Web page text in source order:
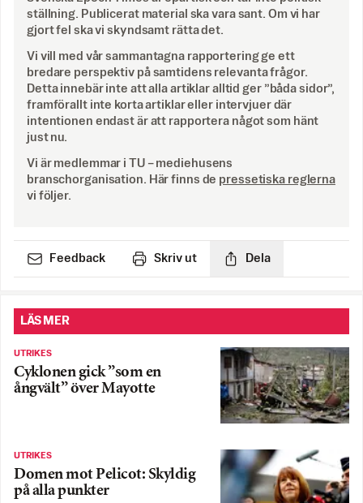
ställning. Publicerat material ska vara sant. Om vi har
gjort fel ska vi skyndsamt rätta det.
Vi vill med vår sammantagna rapportering ge ett
bredare perspektiv på samtidens relevanta frågor.
Detta innebär inte att alla artiklar alltid ger ”båda sidor”,
framförallt inte korta artiklar eller intervjuer där
intentionen endast är att rapportera något som hänt
just nu.
Vi är medlemmar i TU – mediehusens
branschorganisation. Här finns de pressetiska reglerna
vi följer.
Feedback Skriv ut Dela
LÄS MER
UTRIKES
Cyklonen gick ”som en
ångvält” över Mayotte
UTRIKES
Domen mot Pelicot: Skyldig
på alla punkter